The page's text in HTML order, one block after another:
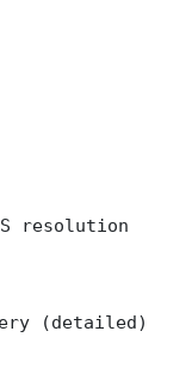
resolution
(detailed)